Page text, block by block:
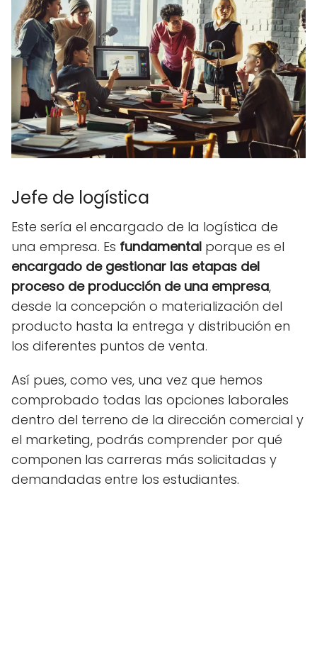
Jefe de logística
Este sería el encargado de la logística de
una empresa. Es fundamental porque es el
encargado de gestionar las etapas del
proceso de producción de una empresa,
desde la concepción o materialización del
producto hasta la entrega y distribución en
los diferentes puntos de venta.
Así pues, como ves, una vez que hemos
comprobado todas las opciones laborales
dentro del terreno de la dirección comercial y
el marketing, podrás comprender por qué
componen las carreras más solicitadas y
demandadas entre los estudiantes.